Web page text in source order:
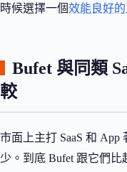
時候選擇一個效能良好
Bufet 與同類
較
市面上主打 SaaS 和 App
少。到底 Bufet 跟它們